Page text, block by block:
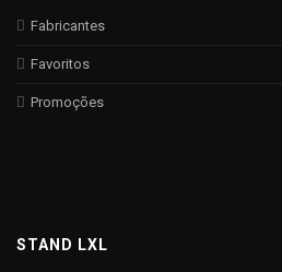
Fabricantes
Favoritos
Promoções
STAND LXL